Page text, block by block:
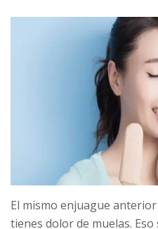
El mismo enjuague
tienes dolor de muelas.